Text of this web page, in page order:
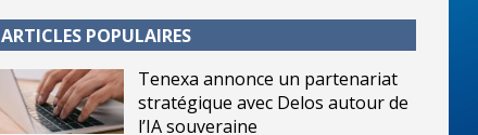
ARTICLES POPULAIRES
Tenexa annonce un partenariat
stratégique avec Delos autour de
l’IA souveraine